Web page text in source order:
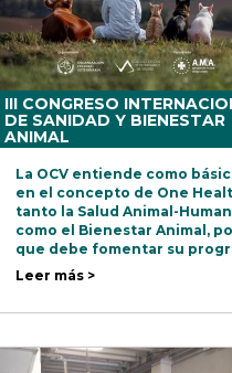
III CONGRESO
DE SANIDAD Y BIENESTAR
ANIMAL
La OCV entiende como
en el concepto de One
tanto la Salud Animal-
como el Bienestar Animal,
que debe fomentar su
Científico-Técnico y mostrar
Leer más >